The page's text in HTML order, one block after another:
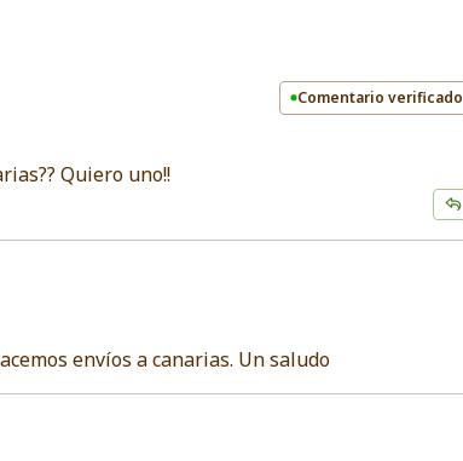
Comentario verificado
Quiero uno!!
envíos a canarias. Un saludo